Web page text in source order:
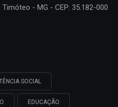
- MG - CEP: 35.182-000
SOCIAL
EDUCAÇÃO